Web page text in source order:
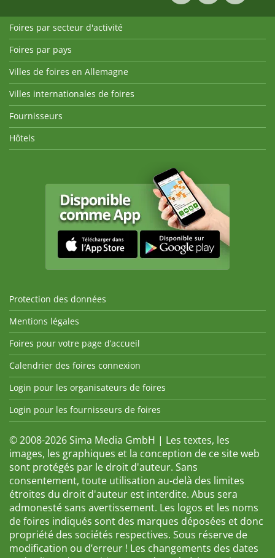
Foires par secteur d'activité
Foires par pays
Villes de foires en Allemagne
Villes internationales de foires
Fournisseurs
Hôtels
Protection des données
Mentions légales
Foires pour votre page d’accueil
Calendrier des foires connexion
Login pour les organisateurs de foires
Login pour les fournisseurs de foires
© 2008-2026 Sima Media GmbH | Les textes, les
images, les graphiques et la conception de ce site web
sont protégés par le droit d'auteur. Sans
consentement, toute utilisation au-delà des limites
étroites du droit d'auteur est interdite. Abus sera
admonesté sans avertissement. Les logos et les noms
de foires indiqués sont des marques déposées et donc
propriété des sociétés respectives. Sous réserve de
modification ou d’erreur ! Les changements des dates